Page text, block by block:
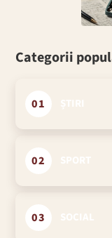
Categorii
01
02
03